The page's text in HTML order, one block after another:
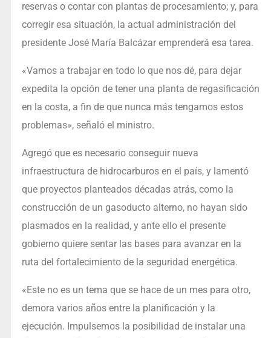
reservas o contar con plantas de procesamiento; y, para
corregir esa situación, la actual administración del
presidente José María Balcázar emprenderá esa tarea.
«Vamos a trabajar en todo lo que nos dé, para dejar
expedita la opción de tener una planta de regasificación
en la costa, a fin de que nunca más tengamos estos
problemas», señaló el ministro.
Agregó que es necesario conseguir nueva
infraestructura de hidrocarburos en el país, y lamentó
que proyectos planteados décadas atrás, como la
construcción de un gasoducto alterno, no hayan sido
plasmados en la realidad, y ante ello el presente
gobierno quiere sentar las bases para avanzar en la
ruta del fortalecimiento de la seguridad energética.
«Este no es un tema que se hace de un mes para otro,
demora varios años entre la planificación y la
ejecución. Impulsemos la posibilidad de instalar una